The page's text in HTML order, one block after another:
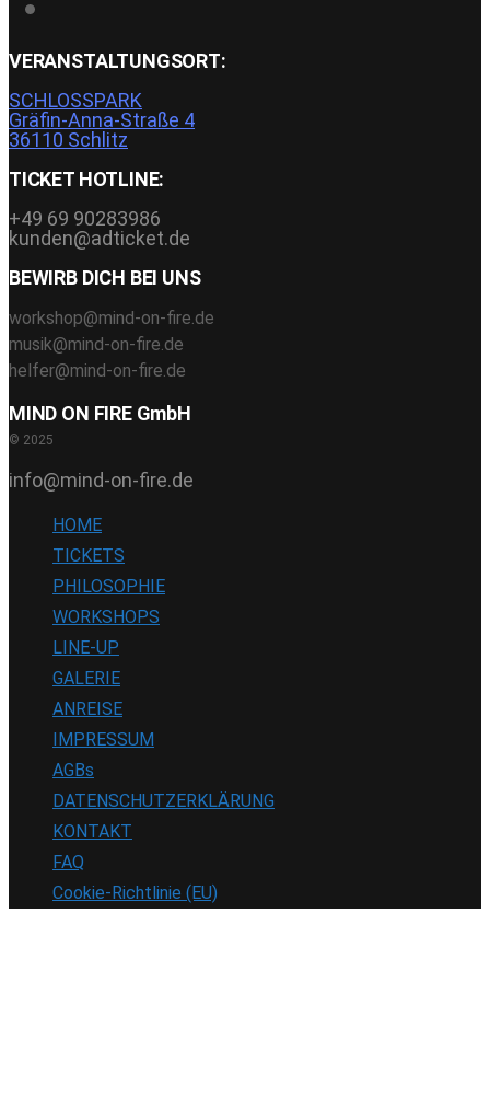
VERANSTALTUNGSORT:
SCHLOSSPARK
Gräfin-Anna-Straße 4
36110 Schlitz
TICKET HOTLINE:
+49 69 90283986
kunden@adticket.de
BEWIRB DICH BEI UNS
workshop@mind-on-fire.de
musik@mind-on-fire.de
helfer@mind-on-fire.de
MIND ON FIRE GmbH
© 2025
info@mind-on-fire.de
HOME
TICKETS
PHILOSOPHIE
WORKSHOPS
LINE-UP
GALERIE
ANREISE
IMPRESSUM
AGBs
DATENSCHUTZERKLÄRUNG
KONTAKT
FAQ
Cookie-Richtlinie (EU)